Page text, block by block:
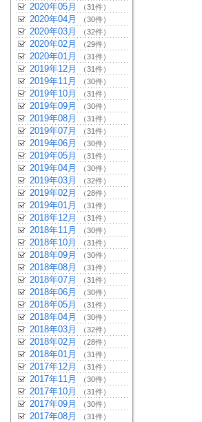
2020年05月 （31件）
2020年04月 （30件）
2020年03月 （32件）
2020年02月 （29件）
2020年01月 （31件）
2019年12月 （31件）
2019年11月 （30件）
2019年10月 （31件）
2019年09月 （30件）
2019年08月 （31件）
2019年07月 （31件）
2019年06月 （30件）
2019年05月 （31件）
2019年04月 （30件）
2019年03月 （32件）
2019年02月 （28件）
2019年01月 （31件）
2018年12月 （31件）
2018年11月 （30件）
2018年10月 （31件）
2018年09月 （30件）
2018年08月 （31件）
2018年07月 （31件）
2018年06月 （30件）
2018年05月 （31件）
2018年04月 （30件）
2018年03月 （32件）
2018年02月 （28件）
2018年01月 （31件）
2017年12月 （31件）
2017年11月 （30件）
2017年10月 （31件）
2017年09月 （30件）
2017年08月 （31件）